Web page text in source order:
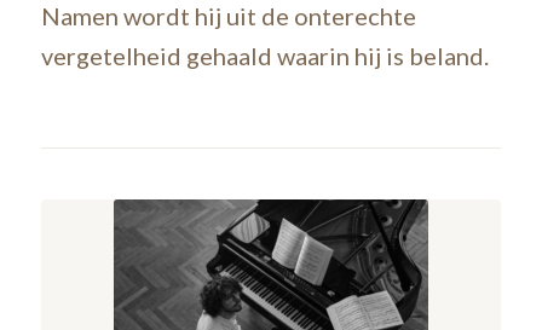
Namen wordt hij uit de onterechte
vergetelheid gehaald waarin hij is beland.